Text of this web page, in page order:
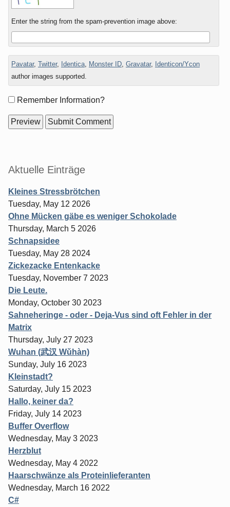
Enter the string from the spam-prevention image above:
Pavatar, Twitter, Identica, Monster ID, Gravatar, Identicon/Ycon
author images supported.
FormRemember Information?
Aktuelle Einträge
Kleines Stressbrötchen
Tuesday, May 12 2026
Ohne Mücken gäbe es weniger Schokolade
Thursday, March 5 2026
Schnapsidee
Tuesday, May 28 2024
Zickezacke Entenkacke
Tuesday, November 7 2023
Die Leute.
Monday, October 30 2023
Sahneheringe - oder - Deja-Vus sind oft Fehler in der
Matrix
Thursday, July 27 2023
Wuhan (武汉 Wǔhàn)
Sunday, July 16 2023
Kleinstadt?
Saturday, July 15 2023
Hallo, keiner da?
Friday, July 14 2023
Buffer Overflow
Wednesday, May 3 2023
Herzblut
Wednesday, May 4 2022
Haarschwänze als Proteinlieferanten
Wednesday, March 16 2022
C#